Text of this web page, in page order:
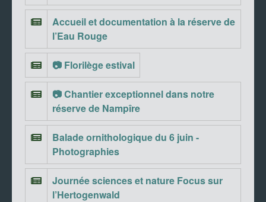
Accueil et documentation à la réserve de
l’Eau Rouge
📷 Florilège estival
📷 Chantier exceptionnel dans notre
réserve de Nampîre
Balade ornithologique du 6 juin -
Photographies
Journée sciences et nature Focus sur
l’Hertogenwald